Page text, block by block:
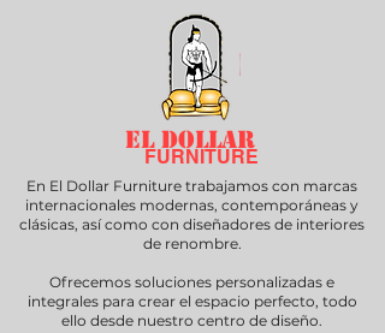
EL DOLLAR
FURNITURE
En El Dollar Furniture trabajamos con marcas
internacionales modernas, contemporáneas y
clásicas, así como con diseñadores de interiores
de renombre.
Ofrecemos soluciones personalizadas e
integrales para crear el espacio perfecto, todo
ello desde nuestro centro de diseño.